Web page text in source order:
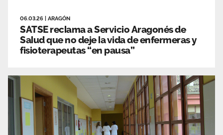
06.03.26 ARAGÓN
SATSE reclama a Servicio Aragonés de
Salud que no deje la vida de enfermeras y
fisioterapeutas “en pausa”